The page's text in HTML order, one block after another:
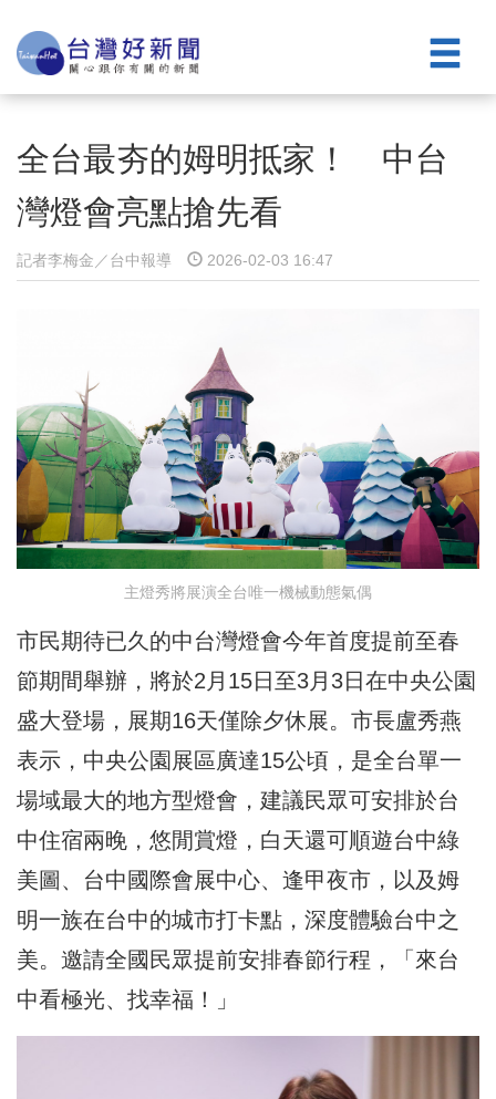
全台最夯的姆明抵家！ 中台
灣燈會亮點搶先看
記者李梅金／台中報導 2026-02-03 16:47
主燈秀將展演全台唯一機械動態氣偶
市民期待已久的中台灣燈會今年首度提前至春
節期間舉辦，將於2月15日至3月3日在中央公園
盛大登場，展期16天僅除夕休展。市長盧秀燕
表示，中央公園展區廣達15公頃，是全台單一
場域最大的地方型燈會，建議民眾可安排於台
中住宿兩晚，悠閒賞燈，白天還可順遊台中綠
美圖、台中國際會展中心、逢甲夜市，以及姆
明一族在台中的城市打卡點，深度體驗台中之
美。邀請全國民眾提前安排春節行程，「來台
中看極光、找幸福！」